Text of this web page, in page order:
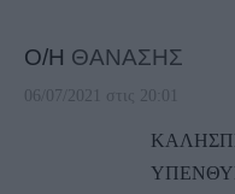
Ο/Η ΘΑΝΑΣΗΣ
06/07/2021 στις 20:01